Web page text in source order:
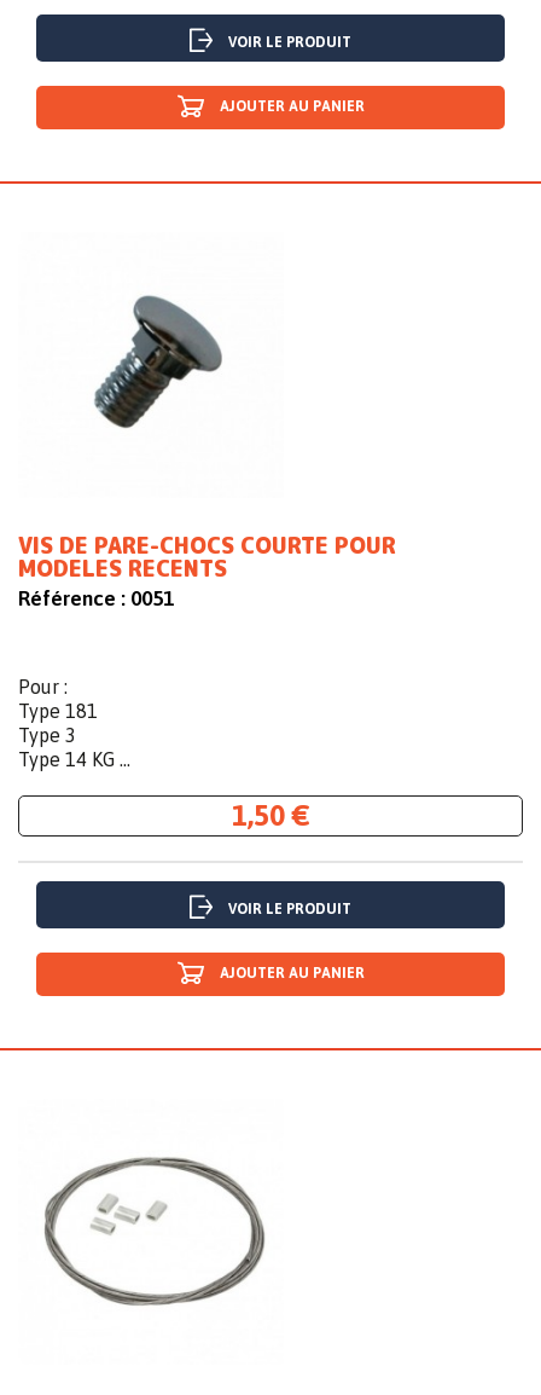
VOIR LE PRODUIT
AJOUTER AU PANIER
VIS DE PARE-CHOCS COURTE POUR
MODELES RECENTS
Référence : 0051
Pour :
Type 181
Type 3
Type 14 KG ...
1,50 €
VOIR LE PRODUIT
AJOUTER AU PANIER